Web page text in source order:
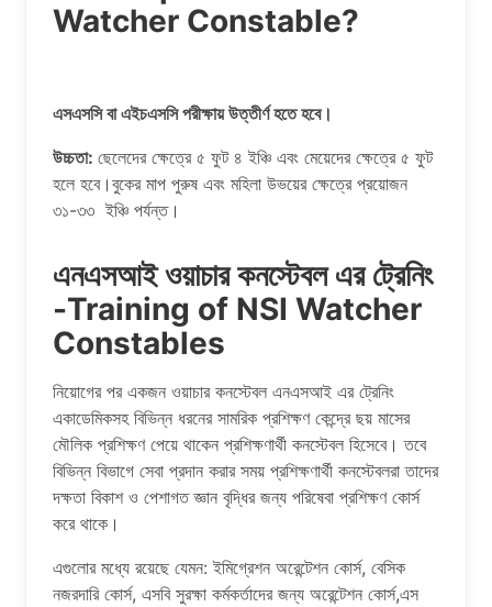
Watcher Constable?
এসএসসি বা এইচএসসি পরীক্ষায় উত্তীর্ণ হতে হবে।
উচ্চতা: ছেলেদের ক্ষেত্রে ৫ ফুট ৪ ইঞ্চি এবং মেয়েদের ক্ষেত্রে ৫ ফুট
হলে হবে।বুকের মাপ পুরুষ এবং মহিলা উভয়ের ক্ষেত্রে প্রয়োজন
৩১-৩৩ ইঞ্চি পর্যন্ত।
এনএসআই ওয়াচার কনস্টেবল এর ট্রেনিং
-Training of NSI Watcher
Constables
নিয়োগের পর একজন ওয়াচার কনস্টেবল এনএসআই এর ট্রেনিং
একাডেমিকসহ বিভিন্ন ধরনের সামরিক প্রশিক্ষণ কেন্দ্রে ছয় মাসের
মৌলিক প্রশিক্ষণ পেয়ে থাকেন প্রশিক্ষণার্থী কনস্টেবল হিসেবে। তবে
বিভিন্ন বিভাগে সেবা প্রদান করার সময় প্রশিক্ষণার্থী কনস্টেবলরা তাদের
দক্ষতা বিকাশ ও পেশাগত জ্ঞান বৃদ্ধির জন্য পরিষেবা প্রশিক্ষণ কোর্স
করে থাকে।
এগুলোর মধ্যে রয়েছে যেমন: ইমিগ্রেশন অরেন্টেশন কোর্স, বেসিক
নজরদারি কোর্স, এসবি সুরক্ষা কর্মকর্তাদের জন্য অরেন্টেশন কোর্স,এস